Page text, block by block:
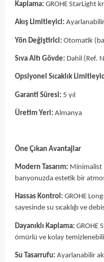
Kaplama: GROHE StarLight
Akış Limitleyici: Ayarlanabilir
Yön Değiştirici: Otomatik
Sıva Altı Gövde: Dahil (Ref.
Opsiyonel Sıcaklık
Garanti Süresi: 5 yıl
Üretim Yeri: Almanya
Öne Çıkan Avantajlar
Modern Tasarım: Minimalist
banyonuzda estetik bir
Hassas Kontrol: GROHE
sayesinde su sıcaklığı ve
Dayanıklı Kaplama: GROHE
ömürlü ve kolay
Su Tasarrufu: Ayarlanabilir